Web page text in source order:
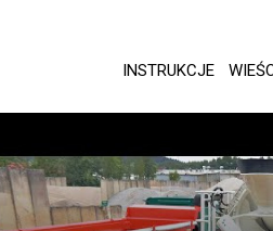
INSTRUKCJE